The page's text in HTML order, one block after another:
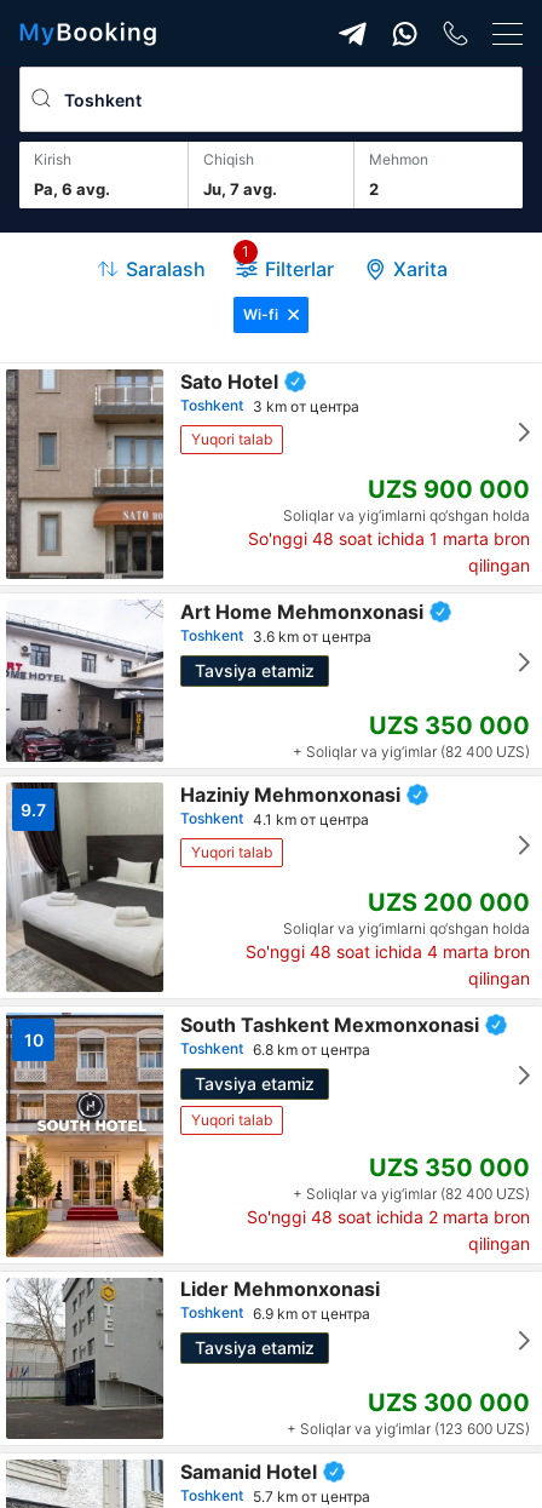
Kirish
Pa, 6 avg.
Chiqish
Ju, 7 avg. 2
mehmon
Saralash Filterlar
1
Xarita
Wi-fi
Sato Hotel
Toshkent 3 km от центра
Yuqori talab
UZS 900 000
Soliqlar va yig‘imlarni qo‘shgan holda
So'nggi 48 soat ichida 1 marta bron
qilingan
Art Home Mehmonxonasi
Toshkent 3.6 km от центра
Tavsiya etamiz
UZS 350 000
+ Soliqlar va yig‘imlar (82 400 UZS)
9.7
Haziniy Mehmonxonasi
Toshkent 4.1 km от центра
Yuqori talab
UZS 200 000
Soliqlar va yig‘imlarni qo‘shgan holda
So'nggi 48 soat ichida 4 marta bron
qilingan
10
South Tashkent Mexmonxonasi
Toshkent 6.8 km от центра
Tavsiya etamiz
Yuqori talab
UZS 350 000
+ Soliqlar va yig‘imlar (82 400 UZS)
So'nggi 48 soat ichida 2 marta bron
qilingan
Lider Mehmonxonasi
Toshkent 6.9 km от центра
Tavsiya etamiz
UZS 300 000
+ Soliqlar va yig‘imlar (123 600 UZS)
Samanid Hotel
Toshkent 5.7 km от центра